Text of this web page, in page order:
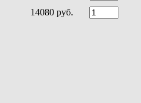
14080 руб.